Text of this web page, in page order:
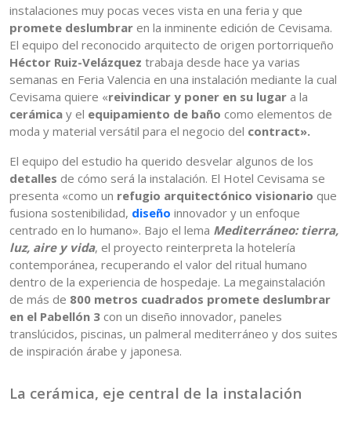
instalaciones muy pocas veces vista en una feria y que
promete deslumbrar en la inminente edición de Cevisama.
El equipo del reconocido arquitecto de origen portorriqueño
Héctor Ruiz-Velázquez trabaja desde hace ya varias
semanas en Feria Valencia en una instalación mediante la cual
Cevisama quiere «reivindicar y poner en su lugar a la
cerámica y el equipamiento de baño como elementos de
moda y material versátil para el negocio del contract».
El equipo del estudio ha querido desvelar algunos de los
detalles de cómo será la instalación. El Hotel Cevisama se
presenta «como un refugio arquitectónico visionario que
fusiona sostenibilidad, diseño innovador y un enfoque
centrado en lo humano». Bajo el lema Mediterráneo: tierra,
luz, aire y vida, el proyecto reinterpreta la hotelería
contemporánea, recuperando el valor del ritual humano
dentro de la experiencia de hospedaje. La megainstalación
de más de 800 metros cuadrados promete deslumbrar
en el Pabellón 3 con un diseño innovador, paneles
translúcidos, piscinas, un palmeral mediterráneo y dos suites
de inspiración árabe y japonesa.
La cerámica, eje central de la instalación